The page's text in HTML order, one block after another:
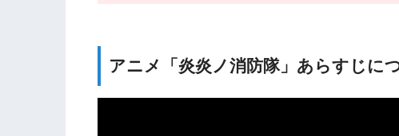
アニメ「炎炎ノ消防隊」あらすじに